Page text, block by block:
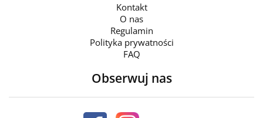
Kontakt
O nas
Regulamin
Polityka prywatności
FAQ
Obserwuj nas